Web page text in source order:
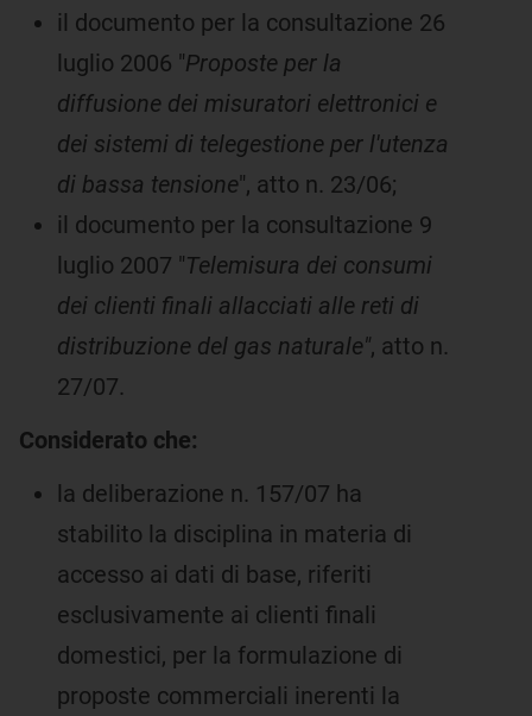
il documento per la consultazione 26
luglio 2006 "Proposte per la
diffusione dei misuratori elettronici e
dei sistemi di telegestione per l'utenza
di bassa tensione", atto n. 23/06;
il documento per la consultazione 9
luglio 2007 "Telemisura dei consumi
dei clienti finali allacciati alle reti di
distribuzione del gas naturale", atto n.
27/07.
Considerato che:
la deliberazione n. 157/07 ha
stabilito la disciplina in materia di
accesso ai dati di base, riferiti
esclusivamente ai clienti finali
domestici, per la formulazione di
proposte commerciali inerenti la